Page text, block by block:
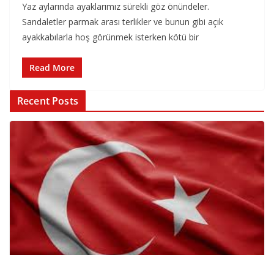
Yaz aylarında ayaklarımız sürekli göz önündeler.
Sandaletler parmak arası terlikler ve bunun gibi açık
ayakkabılarla hoş görünmek isterken kötü bir
Read More
Recent Posts